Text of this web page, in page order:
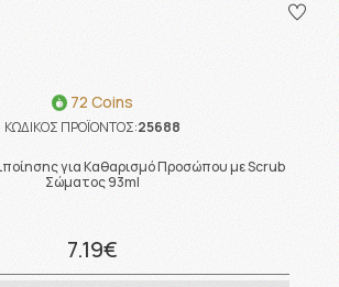
72 Coins
ΚΩΔΙΚΟΣ ΠΡΟΪΟΝΤΟΣ:25688
για Καθαρισμό Προσώπου με Scrub
Σώματος 93ml
7.19€